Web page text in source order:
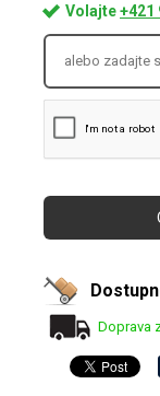
Volajte+421
Doprava